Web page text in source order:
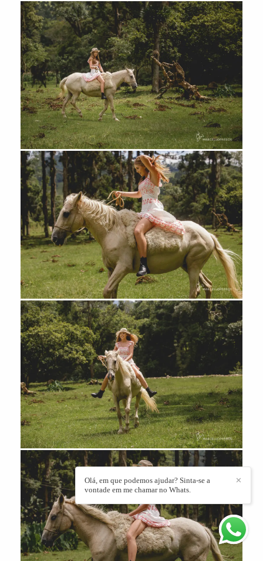
✕
Olá, em que podemos ajudar? Sinta-se a
vontade em me chamar no Whats.